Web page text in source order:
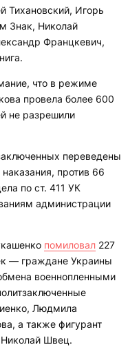
Тихановский, Игорь
Знак, Николай
Францкевич,
что в режиме
провела более 600
не разрешили
переведены
против 66
по ст. 411 УК
администрации
помиловал 227
— граждане Украины
военнопленными
Людмила
а также фигурант
Николай Швец.